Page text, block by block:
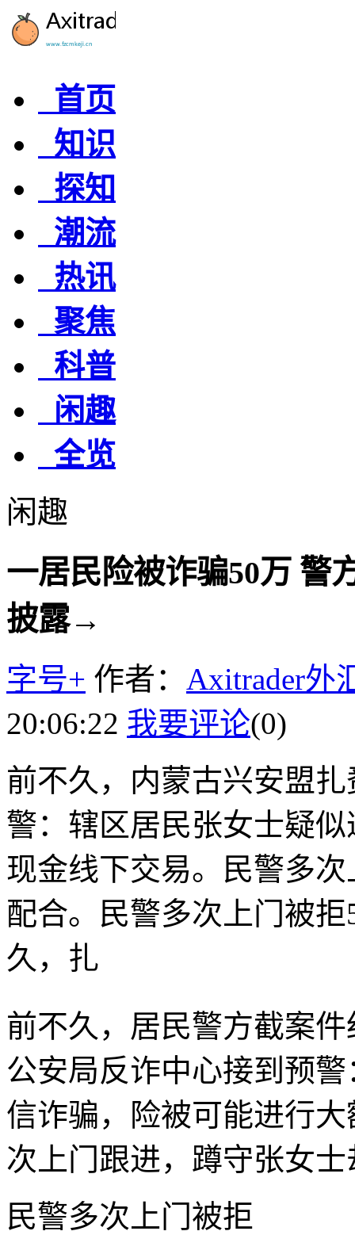
首页
知识
探知
潮流
热讯
聚焦
科普
闲趣
全览
闲趣
一居民险被诈骗50万 警
披露→
字号+ 作者： Axitrader外
20:06:22 我要评论(0)
前不久，内蒙古兴安盟
警：辖区居民张女士疑
现金线下交易。民警多
配合。民警多次上门被
久，扎
前不久，居民警方截案
公安局反诈中心接到预
信诈骗，险被可能进行
次上门跟进，蹲守张女
民警多次上门被拒